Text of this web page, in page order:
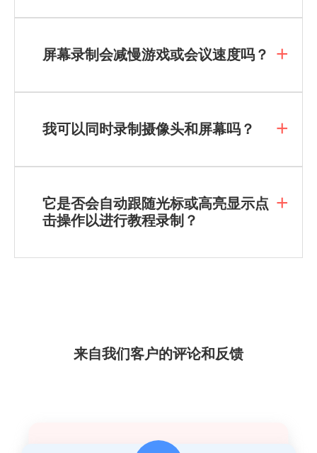
屏幕录制会减慢游戏或会议速度吗？
我可以同时录制摄像头和屏幕吗？
它是否会自动跟随光标或高亮显示点
击操作以进行教程录制？
来自我们客户的评论和反馈